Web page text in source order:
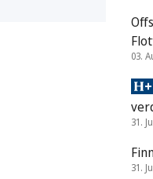
03.
31.
31.